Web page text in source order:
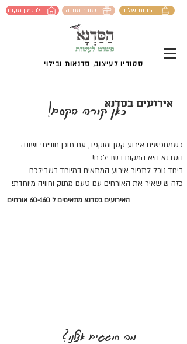
להזמין מקום שובר מתנה החנות שלנו
סטודיו לעיצוב, סדנאות ובילוי
אירועים בסדנאכאן קורה הקסם!
כשמחפשים אירוע קטן ומוקפד, עם תוכן חווייתי ושונה
הסדנא היא המקום בשבילכם!
ביחד נוכל לתפור אירוע המתאים במיוחד בשבילכם-
כזה שישאיר את האורחים עם טעם מתוק וחוויה מיוחדת!
האירועים בסדנא מתאימים ל 60-160 אורחים
מה חוגגים אצלנו?